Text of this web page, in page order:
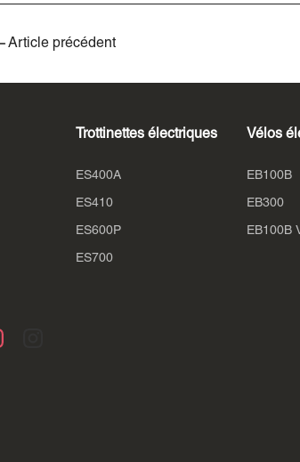
Article précédent
Trottinettes électriques
ES400A
ES410
ES600P
ES700
Vélos
EB100B
EB300
EB100B